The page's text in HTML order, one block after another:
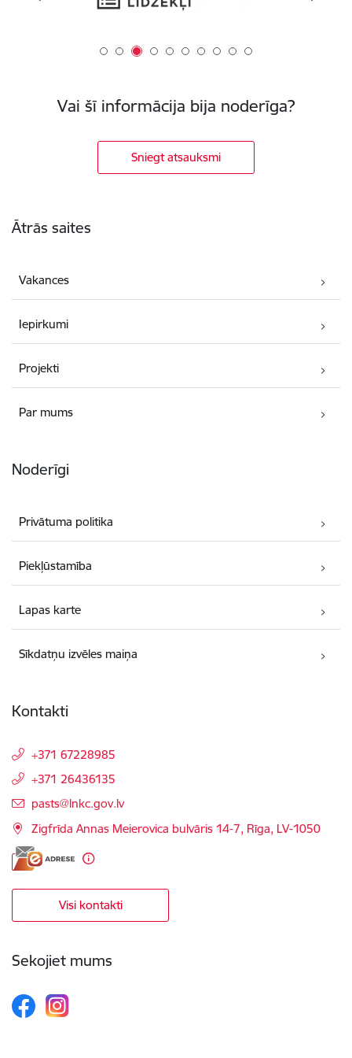
Vai šī informācija bija noderīga?
Sniegt atsauksmi
Ātrās saites
Vakances
Iepirkumi
Projekti
Par mums
Noderīgi
Privātuma politika
Piekļūstamība
Lapas karte
Sīkdatņu izvēles maiņa
Kontakti
+371 67228985
+371 26436135
E-pasts:
pasts@lnkc.gov.lv
Zigfrīda Annas Meierovica bulvāris 14-7, Rīga, LV-1050
Visi kontakti
Sekojiet mums